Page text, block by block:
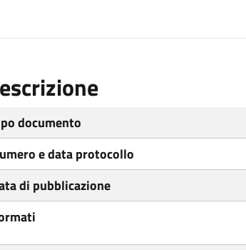
documento
e data protocollo
di pubblicazione